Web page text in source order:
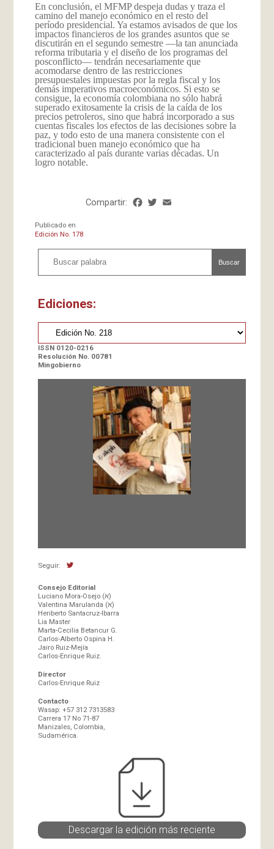
En conclusión, el MFMP despeja dudas y traza el
camino del manejo económico en el resto del
período presidencial. Ya estamos avisados de que los
impactos financieros de los grandes asuntos que se
discutirán en el segundo semestre —la tan anunciada
reforma tributaria y el diseño de los programas del
posconflicto— tendrán necesariamente que
acomodarse dentro de las restricciones
presupuestales impuestas por la regla fiscal y los
demás imperativos macroeconómicos. Si esto se
consigue, la economía colombiana no sólo habrá
superado exitosamente la crisis de la caída de los
precios petroleros, sino que habrá incorporado a sus
cuentas fiscales los efectos de las decisiones sobre la
paz, y todo esto de una manera consistente con el
tradicional buen manejo económico que ha
caracterizado al país durante varias décadas. Un
logro notable.
Compartir: Facebook
Twitter
Publicado en
Edición No. 178
Buscar
Ediciones:
ISSN 0120-0216
Resolución No. 00781
Mingobierno
Seguir:
Consejo Editorial
Luciano Mora-Osejo (א)
Valentina Marulanda (א)
Heriberto Santacruz-Ibarra
Lia Master
Marta-Cecilia Betancur G.
Carlos-Alberto Ospina H.
Jairo Ruiz-Mejía
Carlos-Enrique Ruiz.
Director
Carlos-Enrique Ruiz
Contacto
Wasap: +57 312 7313583
Carrera 17 No 71-87
Manizales, Colombia,
Sudamérica.
Descargar la edición más reciente